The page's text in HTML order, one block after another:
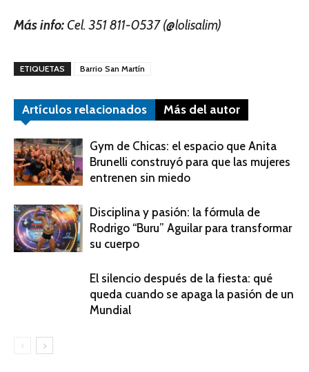
Más info: Cel. 351 811-0537 (@lolisalim)
ETIQUETAS Barrio San Martín
Artículos relacionados Más del autor
Gym de Chicas: el espacio que Anita
Brunelli construyó para que las mujeres
entrenen sin miedo
Disciplina y pasión: la fórmula de
Rodrigo “Buru” Aguilar para transformar
su cuerpo
El silencio después de la fiesta: qué
queda cuando se apaga la pasión de un
Mundial